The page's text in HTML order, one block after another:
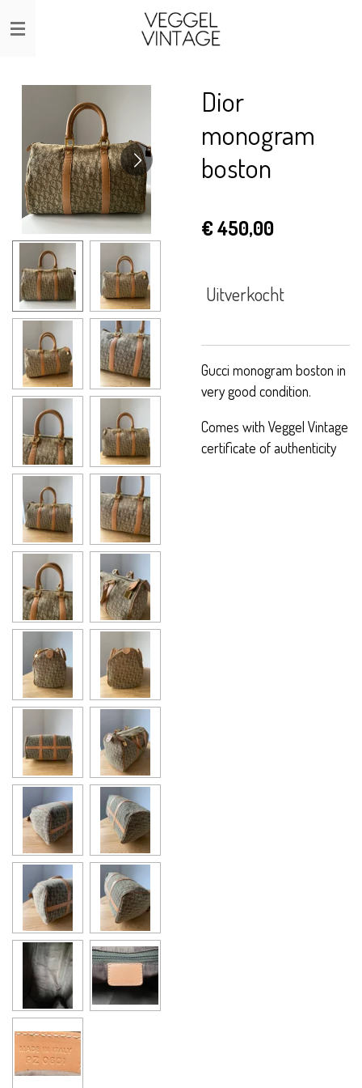
Ga
direct
de
hoofdinhoud
Dior
monogram
boston
€ 450,00
Uitverkocht
Gucci monogram boston in
very good condition.
Comes with Veggel Vintage
certificate of authenticity